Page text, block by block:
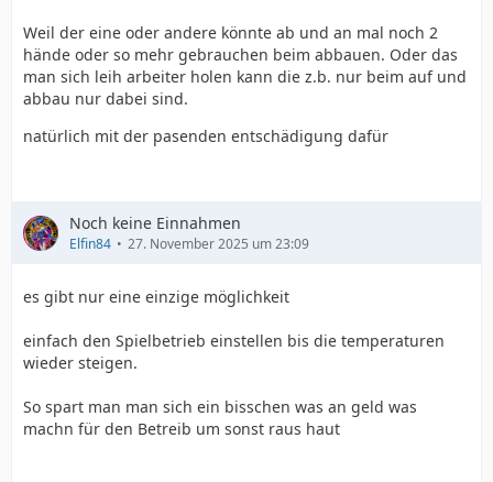
Weil der eine oder andere könnte ab und an mal noch 2
hände oder so mehr gebrauchen beim abbauen. Oder das
man sich leih arbeiter holen kann die z.b. nur beim auf und
abbau nur dabei sind.
natürlich mit der pasenden entschädigung dafür
Noch keine Einnahmen
Elfin84 27. November 2025 um 23:09
es gibt nur eine einzige möglichkeit
einfach den Spielbetrieb einstellen bis die temperaturen
wieder steigen.
So spart man man sich ein bisschen was an geld was
machn für den Betreib um sonst raus haut